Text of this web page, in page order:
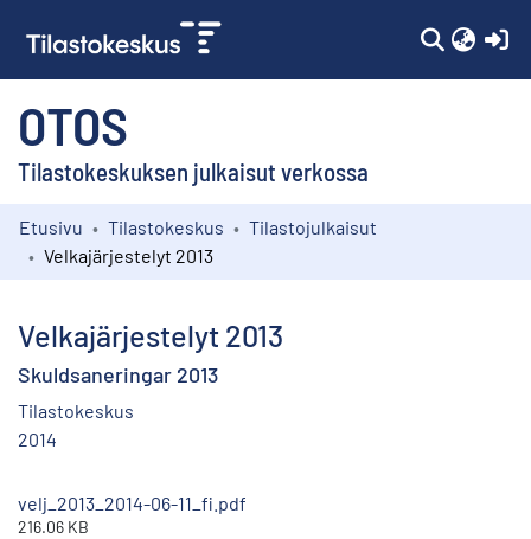
OTOS
Tilastokeskuksen julkaisut verkossa
Kokoelmat
Etusivu Tilastokeskus
Tilastojulkaisut
Velkajärjestelyt 2013
Velkajärjestelyt 2013
Skuldsaneringar 2013
Tilastokeskus
2014
velj_2013_2014-06-11_fi.pdf
216.06 KB